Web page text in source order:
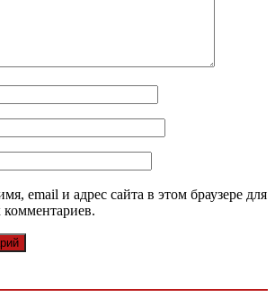
email и адрес сайта в этом браузере для